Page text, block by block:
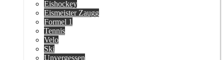
Eishockey
Eismeister Zaugg
Formel 1
Tennis
Velo
Ski
Unvergessen